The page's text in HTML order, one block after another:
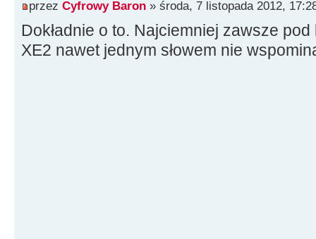
przez Cyfrowy Baron » środa, 7 listopada 2012,
Dokładnie o to. Najciemniej zawsze
XE2 nawet jednym słowem nie